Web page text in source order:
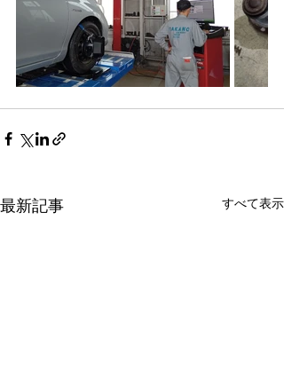
最新記事 すべて表示